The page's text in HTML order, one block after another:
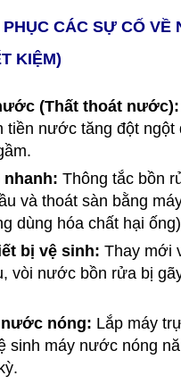
CÁC SỰ CỐ VỀ
KIỆM)
(Thất thoát nước):
tiền nước tăng đột ngột
nhanh: Thông tắc bồn
và thoát sàn bằng
dùng hóa chất hại
bị vệ sinh: Thay mới
vòi nước bồn rửa bị
nóng: Lắp máy
sinh máy nước nóng